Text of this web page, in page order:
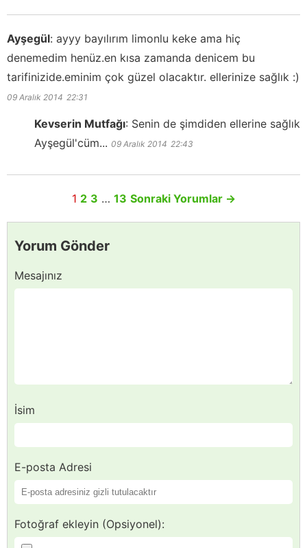
Ayşegül: ayyy bayılırım limonlu keke ama hiç
denemedim henüz.en kısa zamanda denicem bu
tarifinizide.eminim çok güzel olacaktır. ellerinize sağlık :)
09 Aralık 2014 22:31
Kevserin Mutfağı: Senin de şimdiden ellerine sağlık
Ayşegül'cüm... 09 Aralık 2014 22:43
1 2 3 … 13 Sonraki Yorumlar →
Yorum Gönder
Mesajınız
İsim
E-posta Adresi
Fotoğraf ekleyin (Opsiyonel):